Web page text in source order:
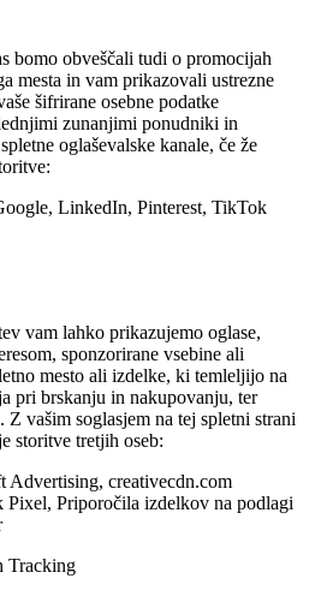
bomo obveščali tudi o promocijah
mesta in vam prikazovali ustrezne
šifrirane osebne podatke
zunanjimi ponudniki in
oglaševalske kanale, če že
LinkedIn, Pinterest, TikTok
vam lahko prikazujemo oglase,
sponzorirane vsebine ali
mesto ali izdelke, ki temleljijo na
pri brskanju in nakupovanju, ter
vašim soglasjem na tej spletni strani
storitve tretjih oseb:
Advertising, creativecdn.com
Priporočila izdelkov na podlagi
Tracking